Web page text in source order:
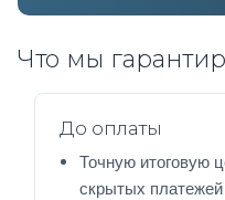
Что мы
До оплаты
Точную итоговую
скрытых платежей